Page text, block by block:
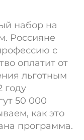
набор на
Россияне
с
оплатит от
льготным
году
50 000
как это
программа.